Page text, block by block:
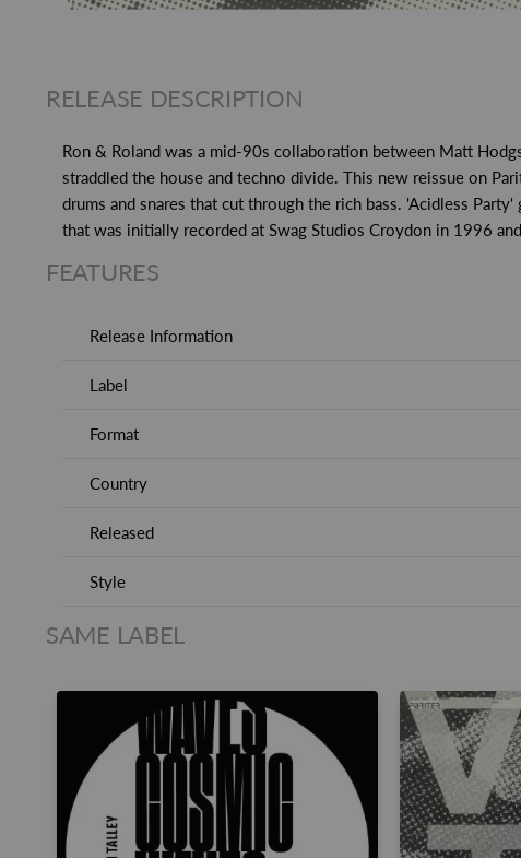
RELEASE DESCRIPTION
Ron & Roland was a mid-90s collaboration between Matt
straddled the house and techno divide. This new reissue on
drums and snares that cut through the rich bass. 'Acidless
that was initially recorded at Swag Studios Croydon in 1996
FEATURES
Release Information
Label
Format
Country
Released
Style
SAME LABEL